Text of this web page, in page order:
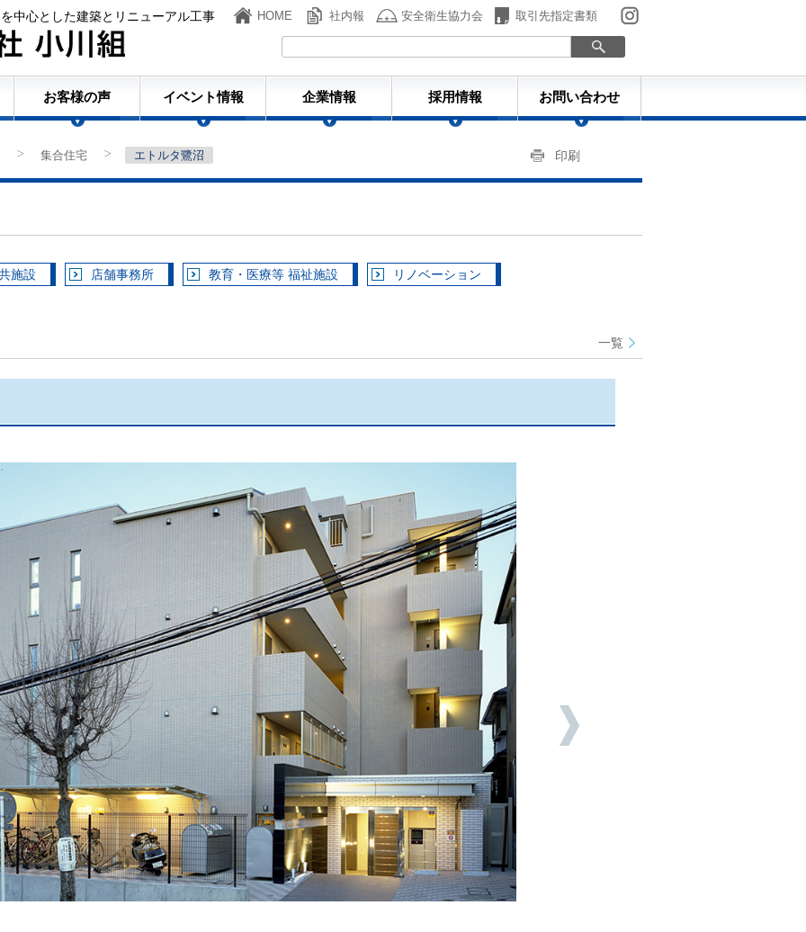
中心とした建築とリニューアル工事
HOME 社内報 安全衛生協力会 取引先指定書類
お客様の声 イベント情報 企業情報 採用情報 お問い合わせ
集合住宅
エトルタ鷺沼 印刷
施設 店舗事務所 教育・医療等 福祉施設 リノベーション
一覧